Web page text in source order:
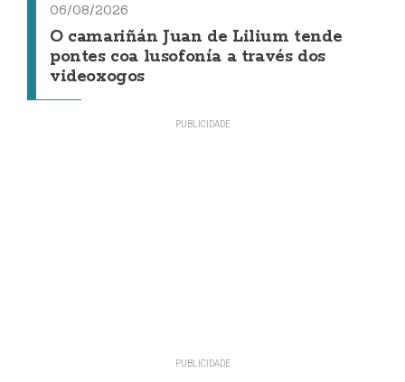
06/08/2026
O camariñán Juan de Lilium tende
pontes coa lusofonía a través dos
videoxogos